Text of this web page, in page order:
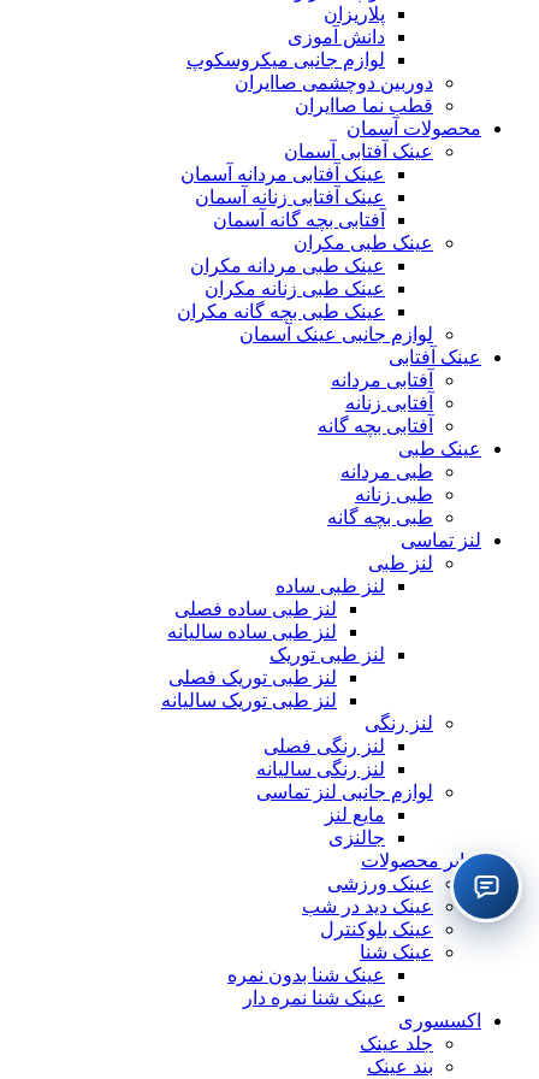
پلاریزان
دانش آموزی
لوازم جانبی میکروسکوپ
دوربین دوچشمی صاایران
قطب نما صاایران
محصولات آسمان
عینک آفتابی آسمان
عینک آفتابی مردانه آسمان
عینک آفتابی زنانه آسمان
آفتابی بچه گانه آسمان
عینک طبی مکران
عینک طبی مردانه مکران
عینک طبی زنانه مکران
عینک طبی بچه گانه مکران
لوازم جانبی عینک آسمان
عینک آفتابی
آفتابی مردانه
آفتابی زنانه
آفتابی بچه گانه
عینک طبی
طبی مردانه
طبی زنانه
طبی بچه گانه
لنز تماسی
لنز طبی
لنز طبی ساده
لنز طبی ساده فصلی
لنز طبی ساده سالیانه
لنز طبی توریک
لنز طبی توریک فصلی
لنز طبی توریک سالیانه
لنز رنگی
لنز رنگی فصلی
لنز رنگی سالیانه
لوازم جانبی لنز تماسی
مایع لنز
جالنزی
سایر محصولات
عینک ورزشی
عینک دید در شب
عینک بلوکنترل
عینک شنا
عینک شنا بدون نمره
عینک شنا نمره دار
اکسسوری
جلد عینک
بند عینک